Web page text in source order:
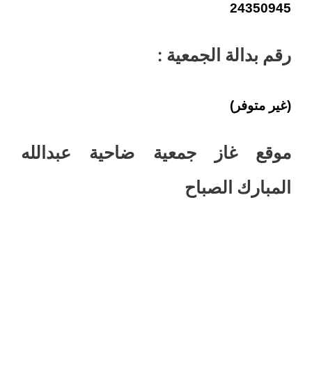
24350945
رقم بدالة الجمعية :
(غير متوفر)
موقع غاز جمعية ضاحية عبدالله
المبارك الصباح